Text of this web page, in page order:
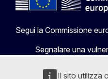
Il sito utilizza
Segui la Commissione
Segnalare una